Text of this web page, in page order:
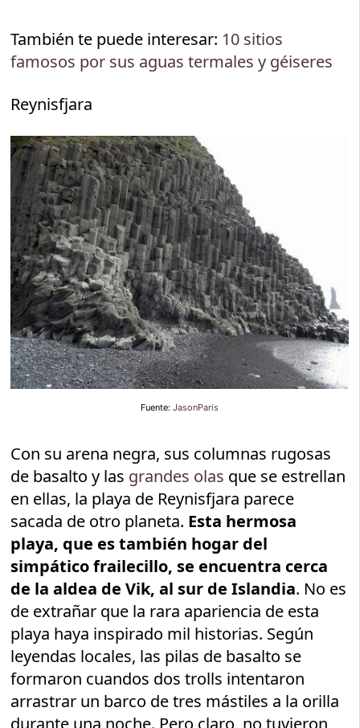
También te puede interesar: 10 sitios
famosos por sus aguas termales y géiseres
Reynisfjara
Fuente: JasonParis
Con su arena negra, sus columnas rugosas
de basalto y las grandes olas que se estrellan
en ellas, la playa de Reynisfjara parece
sacada de otro planeta. Esta hermosa
playa, que es también hogar del
simpático frailecillo, se encuentra cerca
de la aldea de Vik, al sur de Islandia. No es
de extrañar que la rara apariencia de esta
playa haya inspirado mil historias. Según
leyendas locales, las pilas de basalto se
formaron cuandos dos trolls intentaron
arrastrar un barco de tres mástiles a la orilla
durante una noche. Pero claro, no tuvieron